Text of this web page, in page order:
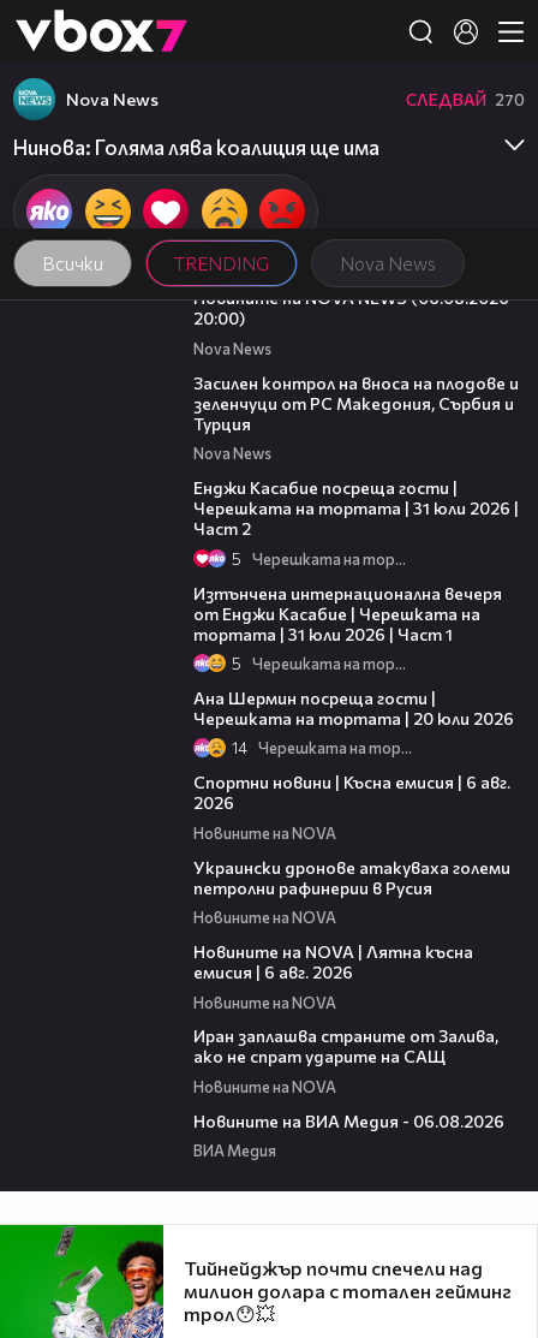
👾
Всички TRENDING Nova News
Nova News СЛЕДВАЙ 270
Нинова: Голяма лява коалиция ще има
23:12
Новините на NOVA NEWS (06.08.2026 -
20:00)
Nova News
Засилен контрол на вноса на плодове и
зеленчуци от РС Македония, Сърбия и
Турция
Nova News
Енджи Касабие посреща гости |
Черешката на тортата | 31 юли 2026 |
Част 2
5 Черешката на тортата
Изтънчена интернационална вечеря
от Енджи Касабие | Черешката на
тортата | 31 юли 2026 | Част 1
5 Черешката на тортата
Ана Шермин посреща гости |
Черешката на тортата | 20 юли 2026
14 Черешката на тортата
Спортни новини | Късна емисия | 6 авг.
2026
Новините на NOVA
Украински дронове атакуваха големи
петролни рафинерии в Русия
Новините на NOVA
Новините на NOVA | Лятна късна
емисия | 6 авг. 2026
Новините на NOVA
Иран заплашва страните от Залива,
ако не спрат ударите на САЩ
Новините на NOVA
Новините на ВИА Медия - 06.08.2026
ВИА Медия
Тийнейджър почти спечели над
милион долара с тотален гейминг
трол😯💥